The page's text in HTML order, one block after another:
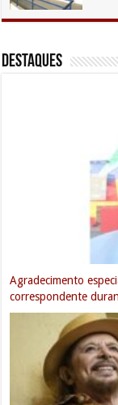
DESTAQUES
Com Natanzinho
programação